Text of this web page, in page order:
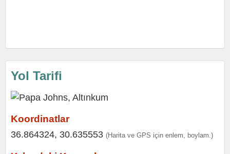
Yol Tarifi
Koordinatlar
36.864324, 30.635553 (Harita ve GPS için enlem, boylam.)